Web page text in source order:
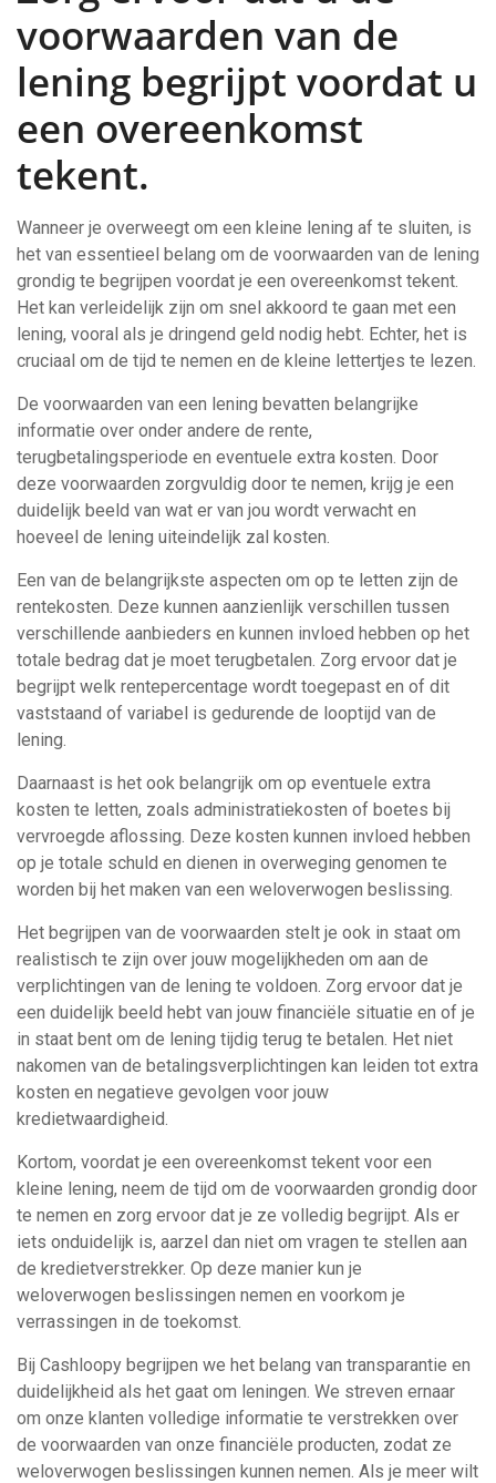
voorwaarden van de
lening begrijpt voordat u
een overeenkomst
tekent.
Wanneer je overweegt om een kleine lening af te sluiten, is
het van essentieel belang om de voorwaarden van de lening
grondig te begrijpen voordat je een overeenkomst tekent.
Het kan verleidelijk zijn om snel akkoord te gaan met een
lening, vooral als je dringend geld nodig hebt. Echter, het is
cruciaal om de tijd te nemen en de kleine lettertjes te lezen.
De voorwaarden van een lening bevatten belangrijke
informatie over onder andere de rente,
terugbetalingsperiode en eventuele extra kosten. Door
deze voorwaarden zorgvuldig door te nemen, krijg je een
duidelijk beeld van wat er van jou wordt verwacht en
hoeveel de lening uiteindelijk zal kosten.
Een van de belangrijkste aspecten om op te letten zijn de
rentekosten. Deze kunnen aanzienlijk verschillen tussen
verschillende aanbieders en kunnen invloed hebben op het
totale bedrag dat je moet terugbetalen. Zorg ervoor dat je
begrijpt welk rentepercentage wordt toegepast en of dit
vaststaand of variabel is gedurende de looptijd van de
lening.
Daarnaast is het ook belangrijk om op eventuele extra
kosten te letten, zoals administratiekosten of boetes bij
vervroegde aflossing. Deze kosten kunnen invloed hebben
op je totale schuld en dienen in overweging genomen te
worden bij het maken van een weloverwogen beslissing.
Het begrijpen van de voorwaarden stelt je ook in staat om
realistisch te zijn over jouw mogelijkheden om aan de
verplichtingen van de lening te voldoen. Zorg ervoor dat je
een duidelijk beeld hebt van jouw financiële situatie en of je
in staat bent om de lening tijdig terug te betalen. Het niet
nakomen van de betalingsverplichtingen kan leiden tot extra
kosten en negatieve gevolgen voor jouw
kredietwaardigheid.
Kortom, voordat je een overeenkomst tekent voor een
kleine lening, neem de tijd om de voorwaarden grondig door
te nemen en zorg ervoor dat je ze volledig begrijpt. Als er
iets onduidelijk is, aarzel dan niet om vragen te stellen aan
de kredietverstrekker. Op deze manier kun je
weloverwogen beslissingen nemen en voorkom je
verrassingen in de toekomst.
Bij Cashloopy begrijpen we het belang van transparantie en
duidelijkheid als het gaat om leningen. We streven ernaar
om onze klanten volledige informatie te verstrekken over
de voorwaarden van onze financiële producten, zodat ze
weloverwogen beslissingen kunnen nemen. Als je meer wilt